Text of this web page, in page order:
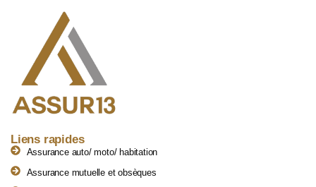
Liens rapides
Assurance auto/ moto/ habitation
Assurance mutuelle et obsèques